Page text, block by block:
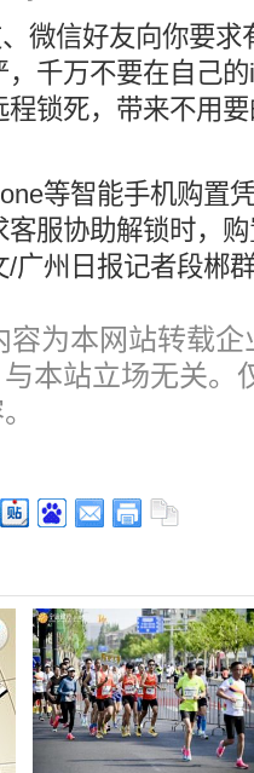
微信好友向你要求
千万不要在自己
锁死，带来不用
等智能手机购置
服协助解锁时，
广州日报记者段郴
容为本网站转载
本站立场无关。